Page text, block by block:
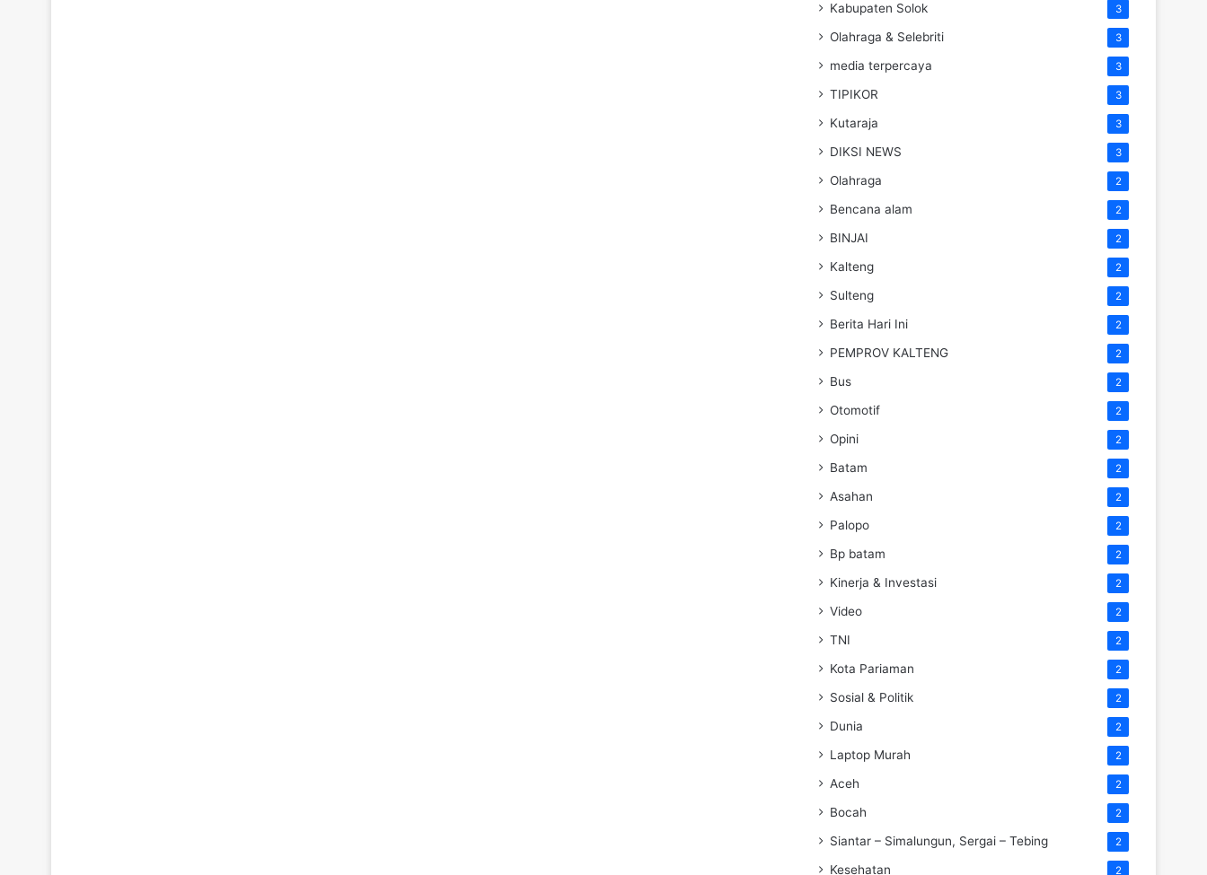
Kabupaten Solok 3
Olahraga & Selebriti 3
media terpercaya 3
TIPIKOR 3
Kutaraja 3
DIKSI NEWS 3
Olahraga 2
Bencana alam 2
BINJAI 2
Kalteng 2
Sulteng 2
Berita Hari Ini 2
PEMPROV KALTENG 2
Bus 2
Otomotif 2
Opini 2
Batam 2
Asahan 2
Palopo 2
Bp batam 2
Kinerja & Investasi 2
Video 2
TNI 2
Kota Pariaman 2
Sosial & Politik 2
Dunia 2
Laptop Murah 2
Aceh 2
Bocah 2
Siantar – Simalungun, Sergai – Tebing 2
Kesehatan 2